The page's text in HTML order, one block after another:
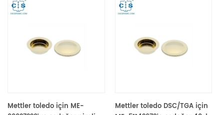
Mettler toledo için ME-
Mettler toledo DSC/TGA için